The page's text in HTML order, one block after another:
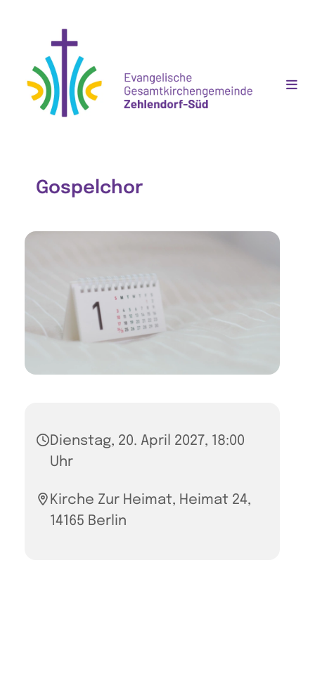
Gospelchor
Dienstag, 20. April 2027, 18:00
Uhr
Kirche Zur Heimat, Heimat 24,
14165 Berlin